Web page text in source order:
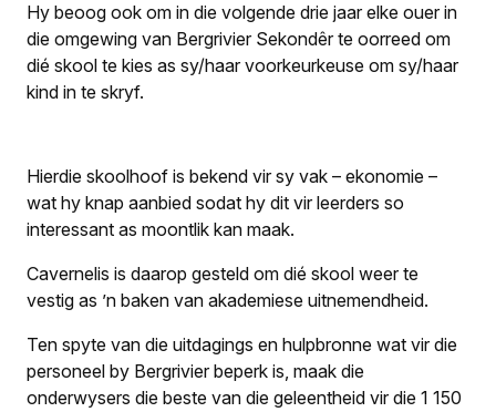
Hy beoog ook om in die volgende drie jaar elke ouer in
die omgewing van Bergrivier Sekondêr te oorreed om
dié skool te kies as sy/haar voorkeurkeuse om sy/haar
kind in te skryf.
Hierdie skoolhoof is bekend vir sy vak – ekonomie –
wat hy knap aanbied sodat hy dit vir leerders so
interessant as moontlik kan maak.
Cavernelis is daarop gesteld om dié skool weer te
vestig as ’n baken van akademiese uitnemendheid.
Ten spyte van die uitdagings en hulpbronne wat vir die
personeel by Bergrivier beperk is, maak die
onderwysers die beste van die geleentheid vir die 1 150